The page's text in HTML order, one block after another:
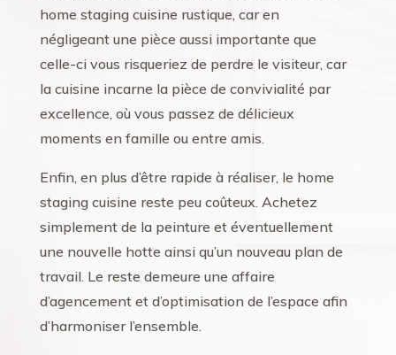
home staging cuisine rustique, car en
négligeant une pièce aussi importante que
celle-ci vous risqueriez de perdre le visiteur, car
la cuisine incarne la pièce de convivialité par
excellence, où vous passez de délicieux
moments en famille ou entre amis.
Enfin, en plus d’être rapide à réaliser, le home
staging cuisine reste peu coûteux. Achetez
simplement de la peinture et éventuellement
une nouvelle hotte ainsi qu’un nouveau plan de
travail. Le reste demeure une affaire
d’agencement et d’optimisation de l’espace afin
d’harmoniser l’ensemble.